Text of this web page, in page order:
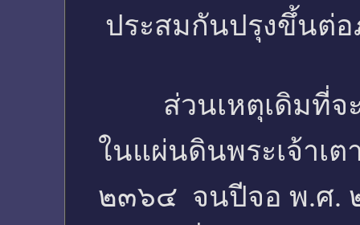
ประสมกันปรุงขึ้นต่อ
ส่วนเหตุเดิมที่จะ
ในแผ่นดินพระเจ้าเ
๒๓๖๔ จนปีจอ พ.ศ.